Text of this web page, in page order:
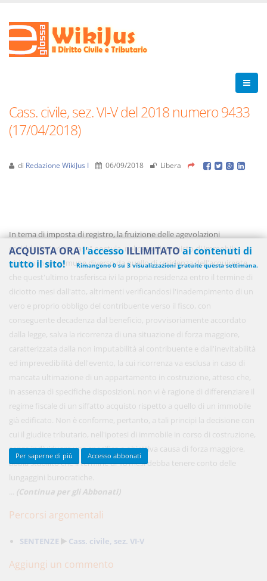
Cass. civile, sez. VI-V del 2018 numero 9433
(17/04/2018)
di Redazione WikiJus I 06/09/2018 Libera
In tema di imposta di registro, la fruizione delle agevolazioni
cosiddette "prima casa" postula, nel caso di acquisto di immobile
ubicato in un comune diverso da quello di residenza dell'acquirente,
che quest'ultimo trasferisca ivi la propria residenza entro il termine di
diciotto mesi dall'atto, altrimenti verificandosi l'inadempimento di un
vero e proprio obbligo del contribuente verso il fisco, con
conseguente decadenza dal beneficio, provvisoriamente accordato
dalla legge, salva la ricorrenza di una situazione di forza maggiore,
caratterizzata dalla non imputabilità al contribuente e dall'inevitabilità
ed imprevedibilità dell'evento, la cui ricorrenza va esclusa in caso di
mancata ultimazione di un appartamento in costruzione, atteso che,
in assenza di specifiche disposizioni, non vi è ragione di differenziare il
regime fiscale di un siffatto acquisto rispetto a quello di un immobile
già edificato. Non è conforme, pertanto, a tali principi la decisione con
cui il giudice tributario, nell'ipotesi di immobile in corso di costruzione,
senza individuare una specifica e obiettiva causa di forza maggiore,
abbia stabilito che il termine di 18 mesi debba tenere conto delle
lungaggini burocratiche.
(Continua per gli Abbonati)
Percorsi argomentali
SENTENZE Cass. civile, sez. VI-V
Aggiungi un commento
ACQUISTA ORAl'accessoILLIMITATOai contenuti di
tutto il sito!
Rimangono 0 su 3 visualizzazioni gratuite questa settimana.
450,00 €
risparmi il 21%!
Acquista ora
48,00 €
Acquista ora
Per saperne di più Accesso abbonati